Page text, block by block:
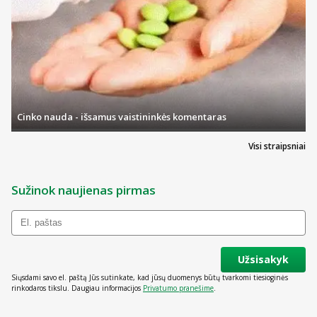
Visi straipsniai
Cinko nauda - išsamus vaistininkės komentaras
Sužinok naujienas pirmas
Užsisakyk
Siųsdami savo el. paštą Jūs sutinkate, kad jūsų duomenys būtų tvarkomi tiesioginės
rinkodaros tikslu. Daugiau informacijos Privatumo pranešime.